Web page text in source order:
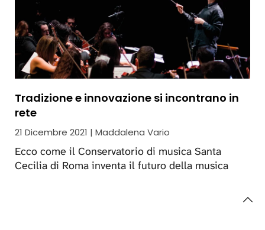
Tradizione e innovazione si incontrano in
rete
21 Dicembre 2021 | Maddalena Vario
Ecco come il Conservatorio di musica Santa
Cecilia di Roma inventa il futuro della musica